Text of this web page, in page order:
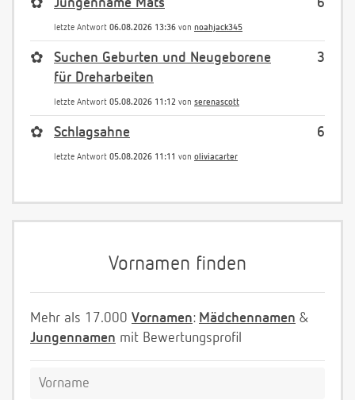
6
Jungenname Mats
letzte Antwort 06.08.2026 13:36 von noahjack345
3
✿
Suchen Geburten und Neugeborene
für Dreharbeiten
letzte Antwort 05.08.2026 11:12 von serenascott
6
✿ Schlagsahne
letzte Antwort 05.08.2026 11:11 von oliviacarter
Vornamen finden
Mehr als 17.000 Vornamen: Mädchennamen &
Jungennamen mit Bewertungsprofil